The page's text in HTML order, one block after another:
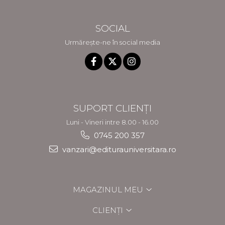
SOCIAL
Urmărește-ne în social media
SUPORT CLIENȚI
Luni - Vineri intre 8.00 - 16.00
0745 200 357
vanzari@editurauniversitara.ro
MAGAZINUL MEU
CLIENȚI